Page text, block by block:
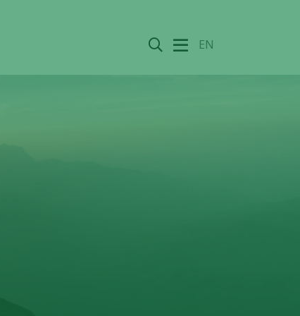
Sök EN